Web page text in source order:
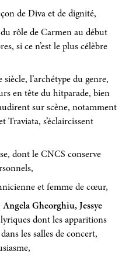
de Diva et de dignité,
rôle de Carmen au début
si ce n’est le plus célèbre
l’archétype du genre,
en tête du hitparade, bien
sur scène, notamment
Traviata, s’éclaircissent
dont le CNCS conserve
et femme de cœur,
Angela Gheorghiu, Jessye
dont les apparitions
les salles de concert,